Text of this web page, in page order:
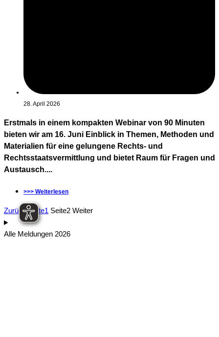
28. April 2026
Erstmals in einem kompakten Webinar von 90 Minuten
bieten wir am 16. Juni Einblick in Themen, Methoden und
Materialien für eine gelungene Rechts- und
Rechtsstaatsvermittlung und bietet Raum für Fragen und
Austausch....
>>> Weiterlesen
Zurück Seite1 Seite2 Weiter
Alle Meldungen 2026